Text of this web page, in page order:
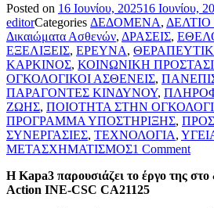
Posted on 16 Ιουνίου, 202516 Ιουνίου,
editorCategories ΔΕΔΟΜΕΝΑ,
Δικαιώματα Ασθενών, ΔΡΑΣΕΙΣ,
ΕΞΕΛΙΞΕΙΣ, ΕΡΕΥΝΑ,
ΚΑΡΚΙΝΟΣ, ΚΟΙΝΩΝΙΚΗ
ΟΓΚΟΛΟΓΙΚΟΙ ΑΣΘΕΝΕΙΣ,
ΠΑΡΑΓΟΝΤΕΣ ΚΙΝΔΥΝΟΥ,
ΖΩΗΣ, ΠΟΙΟΤΗΤΑ ΣΤΗΝ
ΠΡΟΓΡΑΜΜΑ ΥΠΟΣΤΗΡΙΞΗΣ,
ΣΥΝΕΡΓΑΣΙΕΣ, ΤΕΧΝΟΛΟΓΙΑ,
ΜΕΤΑΣΧΗΜΑΤΙΣΜΟΣ1 Comment
Η Kapa3 παρουσιάζει το έργο της στο
Action INE-CSC CA21125